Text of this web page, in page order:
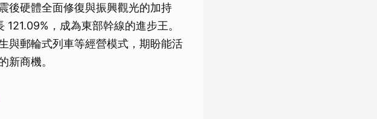
後硬體全面修復與振興觀光的加持
，成為東部幹線的進步王。
與郵輪式列車等經營模式，期盼能活
新商機。